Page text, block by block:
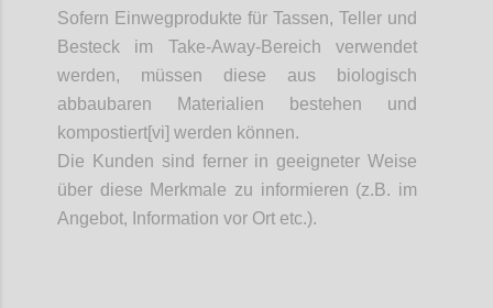
Sofern Einwegprodukte für Tassen, Teller und
Besteck im Take-Away-Bereich verwendet
werden, müssen diese aus biologisch
abbaubaren Materialien bestehen und
kompostiert[vi] werden können.
Die Kunden sind ferner in geeigneter Weise
über diese Merkmale zu informieren (z.B. im
Angebot, Information vor Ort etc.).